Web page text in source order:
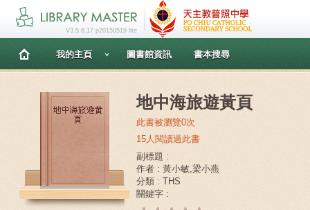
V3.5.6.17 p20150519 lite
我的主頁 圖書館資訊 書本搜尋
地中海旅遊黃頁
此書被瀏覽0次
15人閱讀過此書
副標題 :
作者 : 黃小敏,梁小燕
分類 : THS
關鍵字 :